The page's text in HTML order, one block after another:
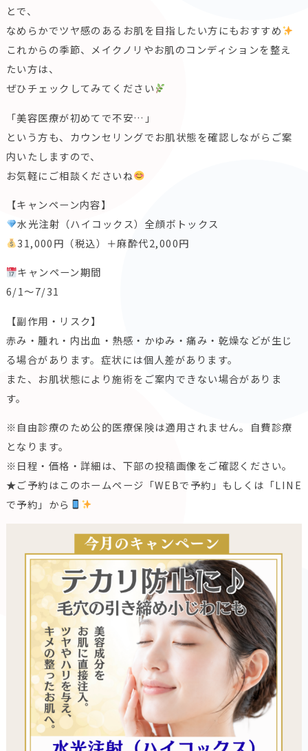
とで、
なめらかでツヤ感のあるお肌を目指したい方にもおすすめ
これからの季節、メイクノリやお肌のコンディションを整え
たい方は、
ぜひチェックしてみてください
「美容医療が初めてで不安…」
という方も、カウンセリングでお肌状態を確認しながらご案
内いたしますので、
お気軽にご相談くださいね
【キャンペーン内容】
水光注射（ハイコックス）全顔ボトックス
31,000円（税込）＋麻酔代2,000円
キャンペーン期間
6/1〜7/31
【副作用・リスク】
赤み・腫れ・内出血・熱感・かゆみ・痛み・乾燥などが生じ
る場合があります。症状には個人差があります。
また、お肌状態により施術をご案内できない場合がありま
す。
※自由診療のため公的医療保険は適用されません。自費診療
となります。
※日程・価格・詳細は、下部の投稿画像をご確認ください。
★ご予約はこのホームページ「WEBで予約」もしくは「LINE
で予約」から